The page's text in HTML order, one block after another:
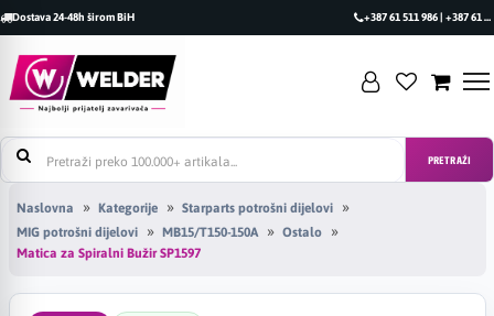
Dostava 24-48h širom BiH +387 61 511 986 | +387 61 493 470
PRETRAŽI
Naslovna Kategorije
Starparts potrošni dijelovi
MIG potrošni dijelovi
MB15/T150-150A
Ostalo
Matica za Spiralni Bužir SP1597